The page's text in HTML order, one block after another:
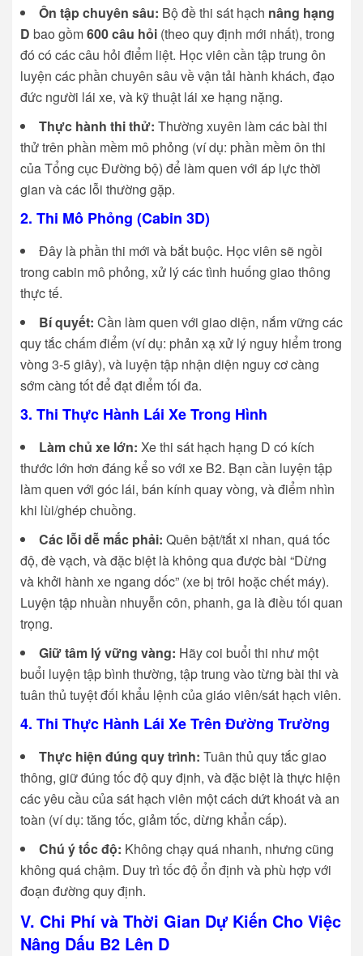
Ôn tập chuyên sâu: Bộ đề thi sát hạch nâng hạng
D bao gồm600 câu hỏi (theo quy định mới nhất), trong
đó có các câu hỏi điểm liệt. Học viên cần tập trung ôn
luyện các phần chuyên sâu về vận tải hành khách, đạo
đức người lái xe, và kỹ thuật lái xe hạng nặng.
Thực hành thi thử: Thường xuyên làm các bài thi
thử trên phần mềm mô phỏng (ví dụ: phần mềm ôn thi
của Tổng cục Đường bộ) để làm quen với áp lực thời
gian và các lỗi thường gặp.
2. Thi Mô Phỏng (Cabin 3D)
Đây là phần thi mới và bắt buộc. Học viên sẽ ngồi
trong cabin mô phỏng, xử lý các tình huống giao thông
thực tế.
Bí quyết: Cần làm quen với giao diện, nắm vững các
quy tắc chấm điểm (ví dụ: phản xạ xử lý nguy hiểm trong
vòng 3-5 giây), và luyện tập nhận diện nguy cơ càng
sớm càng tốt để đạt điểm tối đa.
3. Thi Thực Hành Lái Xe Trong Hình
Làm chủ xe lớn: Xe thi sát hạch hạng D có kích
thước lớn hơn đáng kể so với xe B2. Bạn cần luyện tập
làm quen với góc lái, bán kính quay vòng, và điểm nhìn
khi lùi/ghép chuồng.
Các lỗi dễ mắc phải: Quên bật/tắt xi nhan, quá tốc
độ, đè vạch, và đặc biệt là không qua được bài “Dừng
và khởi hành xe ngang dốc” (xe bị trôi hoặc chết máy).
Luyện tập nhuần nhuyễn côn, phanh, ga là điều tối quan
trọng.
Giữ tâm lý vững vàng: Hãy coi buổi thi như một
buổi luyện tập bình thường, tập trung vào từng bài thi và
tuân thủ tuyệt đối khẩu lệnh của giáo viên/sát hạch viên.
4. Thi Thực Hành Lái Xe Trên Đường Trường
Thực hiện đúng quy trình: Tuân thủ quy tắc giao
thông, giữ đúng tốc độ quy định, và đặc biệt là thực hiện
các yêu cầu của sát hạch viên một cách dứt khoát và an
toàn (ví dụ: tăng tốc, giảm tốc, dừng khẩn cấp).
Chú ý tốc độ: Không chạy quá nhanh, nhưng cũng
không quá chậm. Duy trì tốc độ ổn định và phù hợp với
đoạn đường quy định.
V. Chi Phí và Thời Gian Dự Kiến Cho Việc
Nâng Dấu B2 Lên D